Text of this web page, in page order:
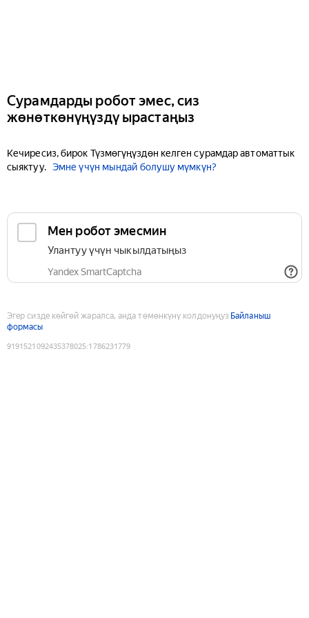
Сурамдарды робот эмес, сиз
жөнөткөнүңүздү ырастаңыз
Кечиресиз, бирок Түзмөгүңүздөн келген сурамдар автоматтык
сыяктуу. Эмне үчүн мындай болушу мүмкүн?
Мен робот эмесмин
Улантуу үчүн чыкылдатыңыз
Yandex SmartCaptcha
Эгер сизде көйгөй жаралса, анда төмөнкүнү колдонуңуз Байланыш
формасы
9191521092435378025:1786231779